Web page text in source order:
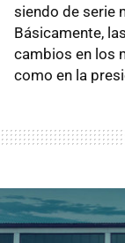
siendo de serie
Básicamente,
cambios en los
como en la